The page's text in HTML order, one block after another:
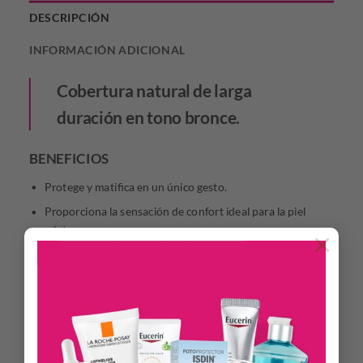
×
DESCRIPCIÓN
INFORMACIÓN ADICIONAL
Cobertura natural de larga
duración en tono bronce.
BENEFICIOS
Protege y matifica en un único gesto.
Proporciona la sensación de confort ideal para la piel
mixta y grasa.
Matificante.
Ofrece una cobertura de larga duración